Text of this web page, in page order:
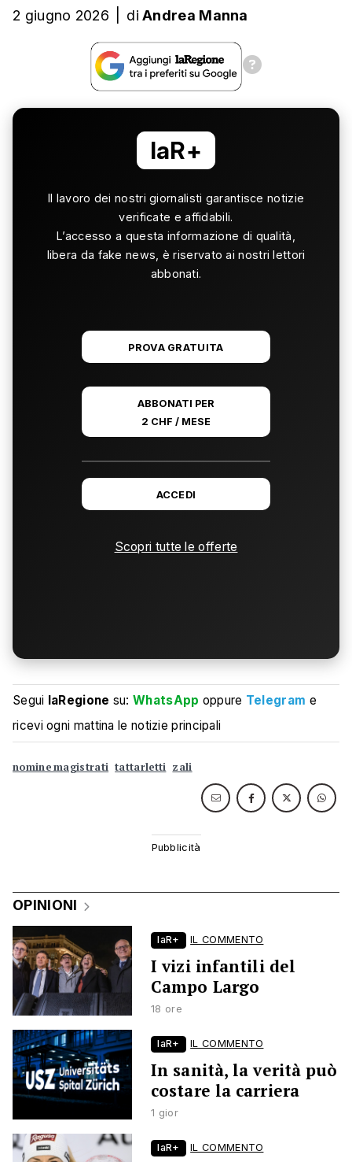
2 giugno 2026 di Andrea Manna
laR+
Il lavoro dei nostri giornalisti garantisce notizie
verificate e affidabili.
L’accesso a questa informazione di qualità,
libera da fake news, è riservato ai nostri lettori
abbonati.
PROVA GRATUITA
ABBONATI PER
2 CHF / MESE
ACCEDI
Scopri tutte le offerte
Segui laRegione su:WhatsApp oppure Telegram e
ricevi ogni mattina le notizie principali
nomine magistrati tattarletti zali
OPINIONI
laR+ IL COMMENTO
I vizi infantili del
Campo Largo
18 ore
laR+ IL COMMENTO
In sanità, la verità può
costare la carriera
1 gior
laR+ IL COMMENTO